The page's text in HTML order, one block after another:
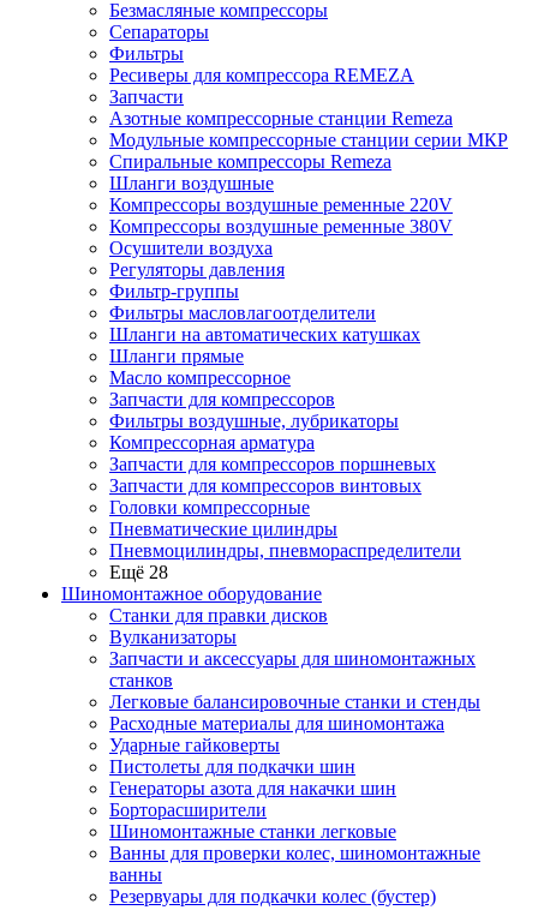
Безмасляные компрессоры
Сепараторы
Фильтры
Ресиверы для компрессора REMEZA
Запчасти
Азотные компрессорные станции Remeza
Модульные компрессорные станции серии МКР
Спиральные компрессоры Remeza
Шланги воздушные
Компрессоры воздушные ременные 220V
Компрессоры воздушные ременные 380V
Осушители воздуха
Регуляторы давления
Фильтр-группы
Фильтры масловлагоотделители
Шланги на автоматических катушках
Шланги прямые
Масло компрессорное
Запчасти для компрессоров
Фильтры воздушные, лубрикаторы
Компрессорная арматура
Запчасти для компрессоров поршневых
Запчасти для компрессоров винтовых
Головки компрессорные
Пневматические цилиндры
Пневмоцилиндры, пневмораспределители
Ещё 28
Шиномонтажное оборудование
Станки для правки дисков
Вулканизаторы
Запчасти и аксессуары для шиномонтажных
станков
Легковые балансировочные станки и стенды
Расходные материалы для шиномонтажа
Ударные гайковерты
Пистолеты для подкачки шин
Генераторы азота для накачки шин
Борторасширители
Шиномонтажные станки легковые
Ванны для проверки колес, шиномонтажные
ванны
Резервуары для подкачки колес (бустер)